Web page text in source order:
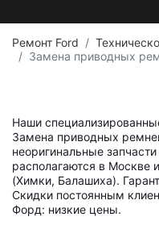
Ремонт Ford
Замена приводных
Наши
Замена приводных
неоригинальные
располагаются в
(Химки, Балашиха).
Скидки постоянным
Форд: низкие цены.